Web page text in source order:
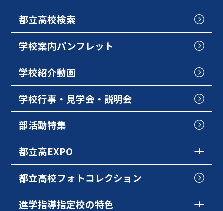
都立高校検索
学校案内パンフレット
学校紹介動画
学校行事・見学会・説明会
部活動特集
都立高EXPO
都立高校フォトコレクション
進学指導指定校の特色